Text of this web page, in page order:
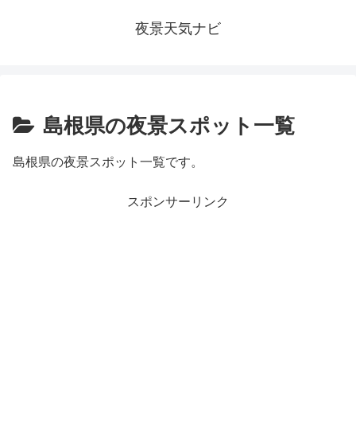
夜景天気ナビ
島根県の夜景スポット一覧
島根県の夜景スポット一覧です。
スポンサーリンク